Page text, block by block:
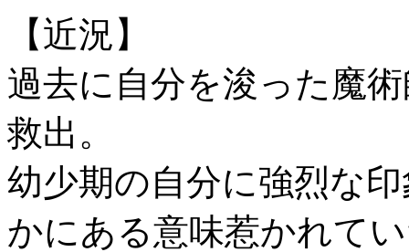
【近況】
過去に自分を浚った魔
救出。
幼少期の自分に強烈な
かにある意味惹かれて